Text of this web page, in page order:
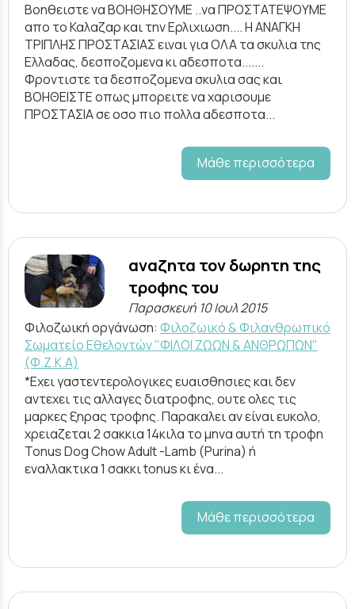
Βοηθειστε να ΒΟΗΘΗΣΟΥΜΕ ..να ΠΡΟΣΤΑΤΕΨΟΥΜΕ
απο το Καλαζαρ και την Ερλιχιωση.... Η ΑΝΑΓΚΗ
ΤΡΙΠΛΗΣ ΠΡΟΣΤΑΣΙΑΣ ειναι για ΟΛΑ τα σκυλια της
Ελλαδας, δεσποζομενα κι αδεσποτα.......
Φροντιστε τα δεσποζομενα σκυλια σας και
ΒΟΗΘΕΙΣΤΕ οπως μπορειτε να χαρισουμε
ΠΡΟΣΤΑΣΙΑ σε οσο πιο πολλα αδεσποτα...
Μάθε περισσότερα
αναζητα τον δωρητη της
τροφης του
Παρασκευή 10 Ιουλ 2015
Φιλοζωική οργάνωση: Φιλοζωικό & Φιλανθρωπικό
Σωματείο Εθελοντών "ΦΙΛΟΙ ΖΩΩΝ & ΑΝΘΡΩΠΩΝ"
(Φ.Ζ.Κ.Α)
*Εχει γαστεντερολογικες ευαισθησιες και δεν
αντεχει τις αλλαγες διατροφης, ουτε ολες τις
μαρκες ξηρας τροφης. Παρακαλει αν είναι ευκολο,
χρειαζεται 2 σακκια 14κιλα το μηνα αυτή τη τροφη
Tonus Dog Chow Adult -Lamb (Purina) ή
εναλλακτικα 1 σακκι tonus κι ένα...
Μάθε περισσότερα